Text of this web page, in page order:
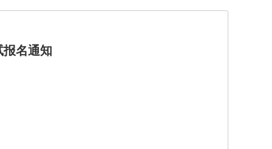
报名通知